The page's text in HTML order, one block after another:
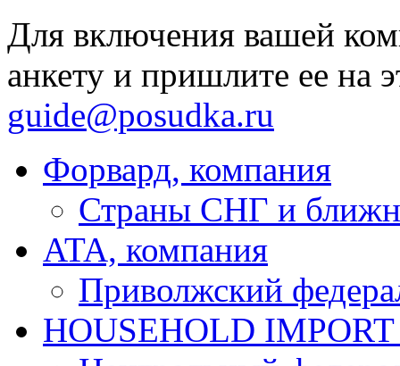
Для включения вашей
анкету и пришлите ее на
guide@posudka.ru
Форвард, компания
Страны СНГ и
ATA, компания
Приволжский
HOUSEHOLD